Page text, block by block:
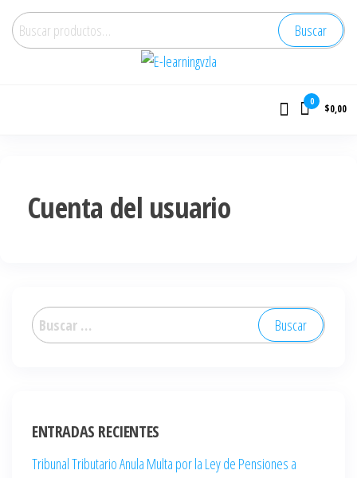
Buscar
0
$0,00
Cuenta del usuario
ENTRADAS RECIENTES
Tribunal Tributario Anula Multa por la Ley de Pensiones a